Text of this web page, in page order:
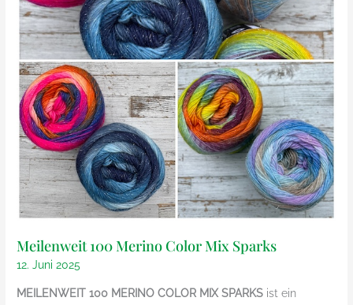
Meilenweit 100 Merino Color Mix Sparks
12. Juni 2025
MEILENWEIT 100 MERINO COLOR MIX SPARKS ist ein